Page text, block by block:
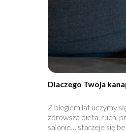
Dlaczego Twoja
Z biegiem lat uczymy
zdrowsza dieta, ruch,
salonie… starzeje się